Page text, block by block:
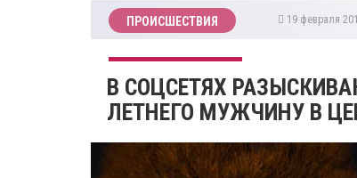
ПРОИСШЕСТВИЯ 19 февраля
В СОЦСЕТЯХ
ЛЕТНЕГО МУЖЧИНУ В